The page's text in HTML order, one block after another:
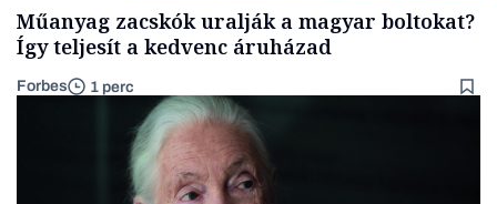
Műanyag zacskók uralják a magyar boltokat?
Így teljesít a kedvenc áruházad
Forbes 1 perc